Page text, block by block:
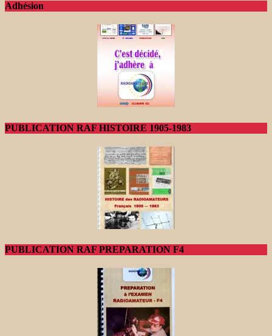
Adhésion
PUBLICATION RAF HISTOIRE 1905-1983
PUBLICATION RAF PREPARATION F4